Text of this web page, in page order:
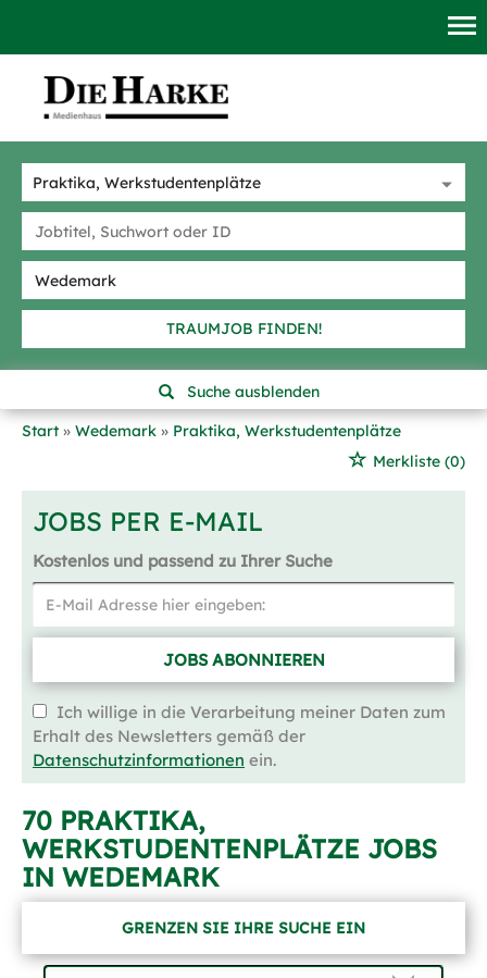
TRAUMJOB FINDEN!
Suche ausblenden
Start
Wedemark
Praktika, Werkstudentenplätze
Merkliste (0)
JOBS PER E-MAIL
Kostenlos und passend zu Ihrer Suche
JOBS ABONNIEREN
Ich willige in die Verarbeitung meiner Daten zum
Erhalt des Newsletters gemäß der
Datenschutzinformationen ein.
70 PRAKTIKA,
WERKSTUDENTENPLÄTZE JOBS
IN WEDEMARK
GRENZEN SIE IHRE SUCHE EIN